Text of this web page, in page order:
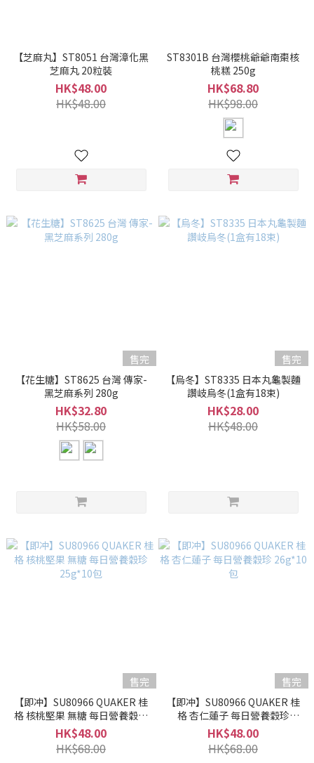
【芝麻丸】ST8051 台灣漳化黑
芝麻丸 20粒裝
HK$48.00
HK$48.00
ST8301B 台灣櫻桃爺爺南棗核
桃糕 250g
HK$68.80
HK$98.00
售完
【花生糖】ST8625 台灣 傳家-
黑芝麻系列 280g
HK$32.80
HK$58.00
售完
【烏冬】ST8335 日本丸龜製麵
讚岐烏冬(1盒有18束)
HK$28.00
HK$48.00
售完
【即冲】SU80966 QUAKER 桂
格 核桃堅果 無糖 每日營養穀珍
25g*10包
HK$48.00
HK$68.00
售完
【即冲】SU80966 QUAKER 桂
格 杏仁蓮子 每日營養穀珍
26g*10包
HK$48.00
HK$68.00